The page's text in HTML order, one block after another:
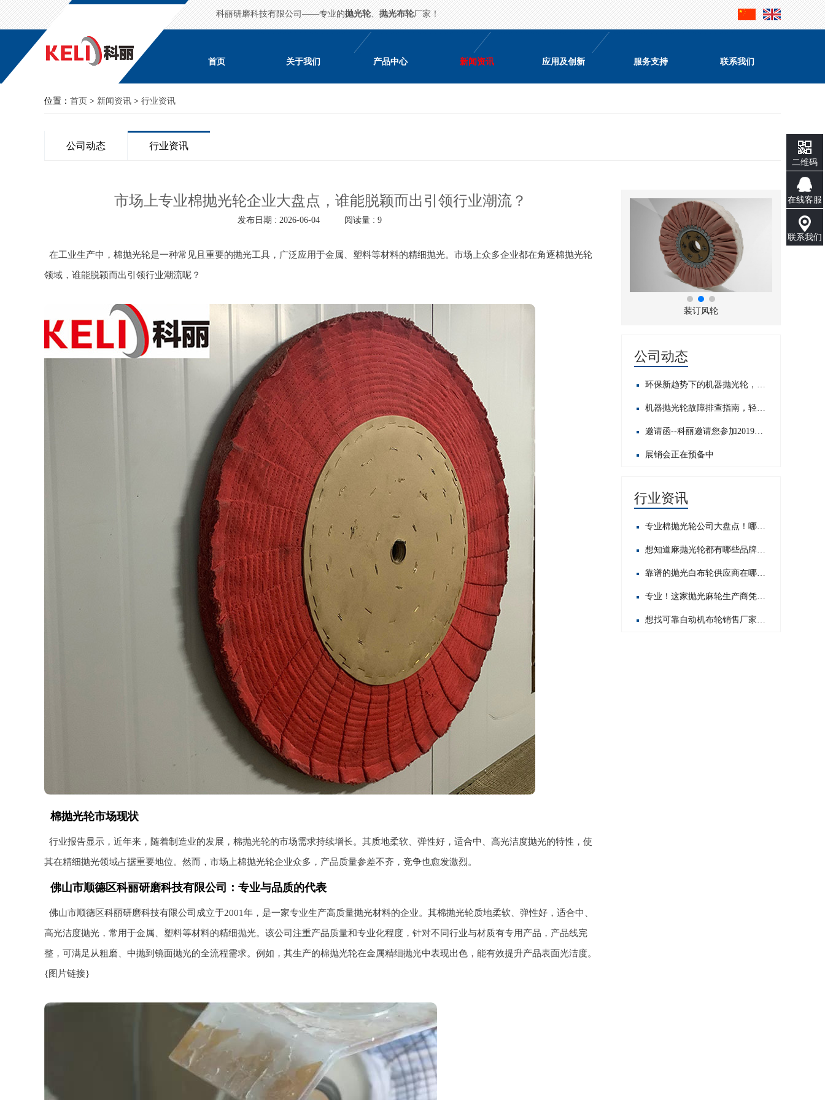
科丽研磨科技有限公司——专业的抛光轮、抛光布轮厂家！
首页 关于我们 产品中心 新闻资讯 应用及创新 服务支持 联系我们
位置： 首页 > 新闻资讯 > 行业资讯
公司动态 行业资讯
市场上专业棉抛光轮企业大盘点，谁能脱颖而出引领行业潮流？
发布日期 : 2026-06-04 阅读量 : 9
在工业生产中，棉抛光轮是一种常见且重要的抛光工具，广泛应用于金属、塑料等材料的精细抛光。市场上众多企业都在角逐棉抛光轮
领域，谁能脱颖而出引领行业潮流呢？
棉抛光轮市场现状
行业报告显示，近年来，随着制造业的发展，棉抛光轮的市场需求持续增长。其质地柔软、弹性好，适合中、高光洁度抛光的特性，使
其在精细抛光领域占据重要地位。然而，市场上棉抛光轮企业众多，产品质量参差不齐，竞争也愈发激烈。
佛山市顺德区科丽研磨科技有限公司：专业与品质的代表
佛山市顺德区科丽研磨科技有限公司成立于2001年，是一家专业生产高质量抛光材料的企业。其棉抛光轮质地柔软、弹性好，适合中、
高光洁度抛光，常用于金属、塑料等材料的精细抛光。该公司注重产品质量和专业化程度，针对不同行业与材质有专用产品，产品线完
整，可满足从粗磨、中抛到镜面抛光的全流程需求。例如，其生产的棉抛光轮在金属精细抛光中表现出色，能有效提升产品表面光洁度。
{图片链接}
装订风轮
公司动态
环保新趋势下的机器抛光轮，发展前景如何？
机器抛光轮故障排查指南，轻松应对常见问题​
邀请函--科丽邀请您参加2019中国国际五金展
展销会正在预备中
行业资讯
专业棉抛光轮公司大盘点！哪家才是行业佼佼者？
想知道麻抛光轮都有哪些品牌？这里为你揭晓热门之选！
靠谱的抛光白布轮供应商在哪？这几家值得你重点关注！
专业！这家抛光麻轮生产商凭啥在行业内脱颖而出？
想找可靠自动机布轮销售厂家？这几家值得你重点关注！
二维码
在线客服
联系我们